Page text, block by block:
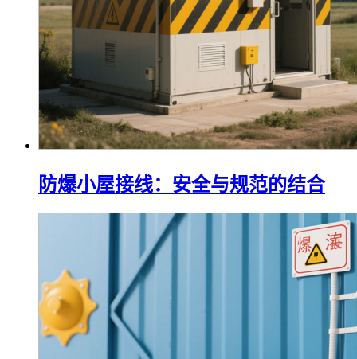
防爆小屋接线：安全与规范的结合